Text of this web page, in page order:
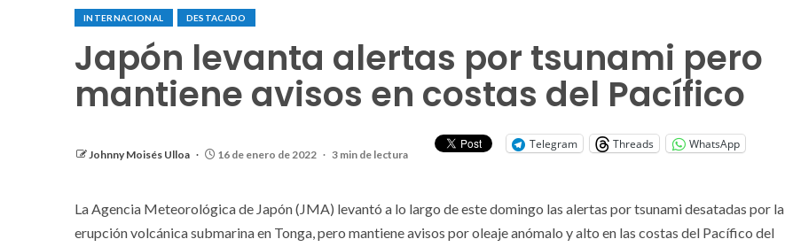
INTERNACIONAL DESTACADO
Japón levanta alertas por tsunami pero
mantiene avisos en costas del Pacífico
Johnny Moisés Ulloa 16 de enero de 2022 3 min de lectura
Telegram Threads WhatsApp
La Agencia Meteorológica de Japón (JMA) levantó a lo largo de este domingo las alertas por tsunami desatadas por la
erupción volcánica submarina en Tonga, pero mantiene avisos por oleaje anómalo y alto en las costas del Pacífico del